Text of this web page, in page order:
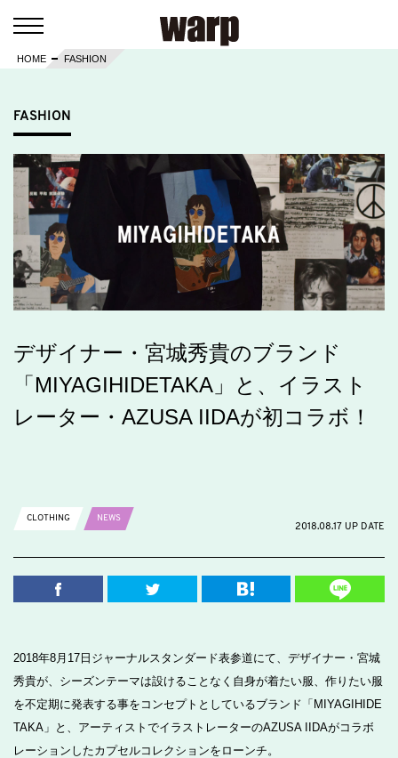
HOME FASHION
FASHION
デザイナー・宮城秀貴のブランド
「MIYAGIHIDETAKA」と、イラスト
レーター・AZUSA IIDAが初コラボ！
CLOTHING
NEWS
2018.08.17 UP DATE
2018年8月17日ジャーナルスタンダード表参道にて、デザイナー・宮城
秀貴が、シーズンテーマは設けることなく自身が着たい服、作りたい服
を不定期に発表する事をコンセプトとしているブランド「MIYAGIHIDE
TAKA」と、アーティストでイラストレーターのAZUSA IIDAがコラボ
レーションしたカプセルコレクションをローンチ。